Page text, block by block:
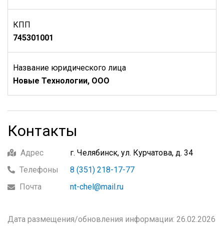
КПП
745301001
Название юридического лица
Новые Технологии, ООО
Контакты
Адрес
г. Челябинск, ул. Курчатова, д. 34
Телефоны
8 (351) 218-17-77
Почта
nt-chel@mail.ru
Дата размещения/обновления информации: 26.02.2026